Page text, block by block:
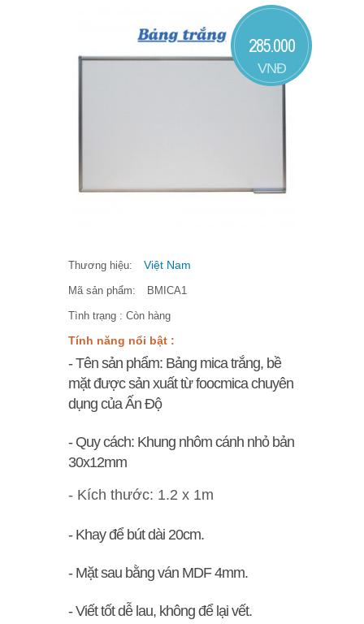
285.000
VNĐ
Thương hiệu: Việt Nam
Mã sản phẩm: BMICA1
Tình trạng : Còn hàng
Tính năng nổi bật :
- Tên sản phẩm: Bảng mica trắng, bề
mặt được sản xuất từ foocmica chuyên
dụng của Ấn Độ
- Quy cách: Khung nhôm cánh nhỏ bản
30x12mm
- Kích thước: 1.2 x 1m
- Khay để bút dài 20cm.
- Mặt sau bằng ván MDF 4mm.
- Viết tốt dễ lau, không để lại vết.